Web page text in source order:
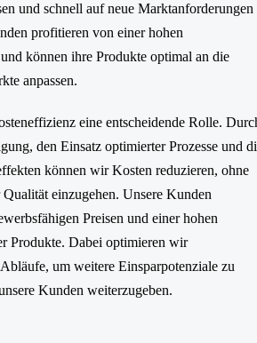
und schnell auf neue Marktanforderungen
profitieren von einer hohen
können ihre Produkte optimal an die
anpassen.
eine entscheidende Rolle.
den Einsatz optimierter Prozesse und
können wir Kosten reduzieren, ohne
einzugehen. Unsere Kunden
Preisen und einer hohen
Produkte. Dabei optimieren wir
um weitere Einsparpotenziale zu
Kunden weiterzugeben.